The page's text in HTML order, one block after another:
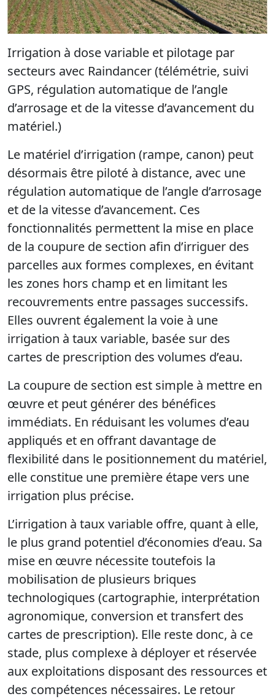
Irrigation à dose variable et pilotage par
secteurs avec Raindancer (télémétrie, suivi
GPS, régulation automatique de l’angle
d’arrosage et de la vitesse d’avancement du
matériel.)
Le matériel d’irrigation (rampe, canon) peut
désormais être piloté à distance, avec une
régulation automatique de l’angle d’arrosage
et de la vitesse d’avancement. Ces
fonctionnalités permettent la mise en place
de la coupure de section afin d’irriguer des
parcelles aux formes complexes, en évitant
les zones hors champ et en limitant les
recouvrements entre passages successifs.
Elles ouvrent également la voie à une
irrigation à taux variable, basée sur des
cartes de prescription des volumes d’eau.
La coupure de section est simple à mettre en
œuvre et peut générer des bénéfices
immédiats. En réduisant les volumes d’eau
appliqués et en offrant davantage de
flexibilité dans le positionnement du matériel,
elle constitue une première étape vers une
irrigation plus précise.
L’irrigation à taux variable offre, quant à elle,
le plus grand potentiel d’économies d’eau. Sa
mise en œuvre nécessite toutefois la
mobilisation de plusieurs briques
technologiques (cartographie, interprétation
agronomique, conversion et transfert des
cartes de prescription). Elle reste donc, à ce
stade, plus complexe à déployer et réservée
aux exploitations disposant des ressources et
des compétences nécessaires. Le retour